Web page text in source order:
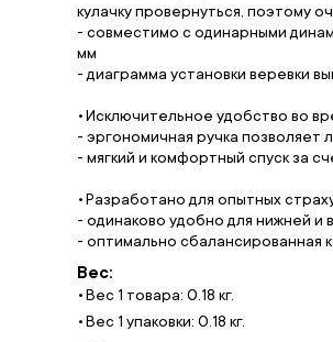
кулачку провернуться, поэтому
- совместимо с одинарными
мм
- диаграмма установки веревки
Исключительное удобство во
- эргономичная ручка позволяет
- мягкий и комфортный спуск за
Разработано для опытных
- одинаково удобно для нижней и
- оптимально сбалансированная
Вес:
Вес 1 товара: 0.18 кг.
Вес 1 упаковки: 0.18 кг.